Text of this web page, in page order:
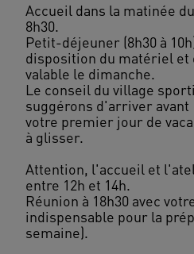
Accueil dans la matinée
8h30.
Petit-déjeuner (8h30 à
disposition du matériel et
valable le dimanche.
Le conseil du village
suggérons d'arriver
votre premier jour de
à glisser.
Attention, l'accueil et
entre 12h et 14h.
Réunion à 18h30 avec
indispensable pour la
semaine).